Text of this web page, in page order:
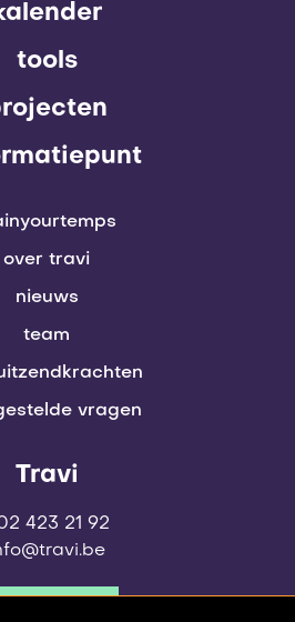
tools
over travi
nieuws
team
vragen
Travi
423 21 92